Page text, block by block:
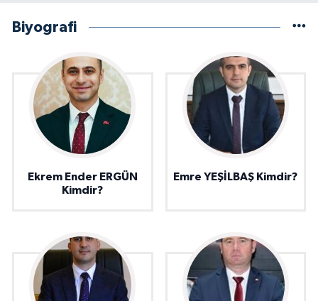
Biyografi
Ekrem Ender ERGÜN
Kimdir?
Emre YEŞİLBAŞ Kimdir?